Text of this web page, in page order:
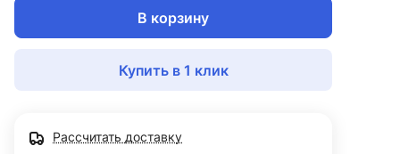
В корзину
Купить в 1 клик
Рассчитать доставку